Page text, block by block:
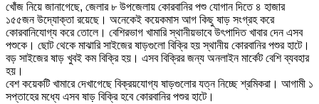
খোঁজ নিয়ে জানাগেছে, জেলার ৮ উপজেলায় কোরবানির পশু যোগান দিতে ৪ হাজার
১৫৫জন উদ্যোক্তা রয়েছে। অনেকেই কয়েকমাস আগ কিছু ষাড় সংগ্রহ করে
কোরবানিযোগ্য করে তোলে। বেশিরভাগ খামারি স্থানীয়ভাবে উৎপাদিত খাবার দেন এসব
পশুকে। ছোট থেকে মাঝারি সাইজের ষাড়গুলো বিক্রি হয় স্থানীয় কোরবানির পশুর হাটে।
বড় সাইজের ষাড় খুবই কম বিক্রি হয়। এসব বিক্রির জন্য অনলাইন মার্কেট বেশি ব্যবহার
হয়।
বেশ কয়েকটি খামারে দেখাগেছে বিক্রয়যোগ্য ষাড়গুলোর যত্ন নিচ্ছে শ্রমিকরা। আগামী ১
সপ্তাহের মধ্যে এসব ষাড় বিক্রি হবে কোরবানির পশুর হাটে।